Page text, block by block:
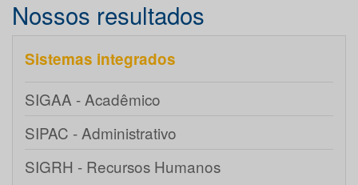
Nossos resultados
Sistemas integrados
SIGAA - Acadêmico
SIPAC - Administrativo
SIGRH - Recursos Humanos